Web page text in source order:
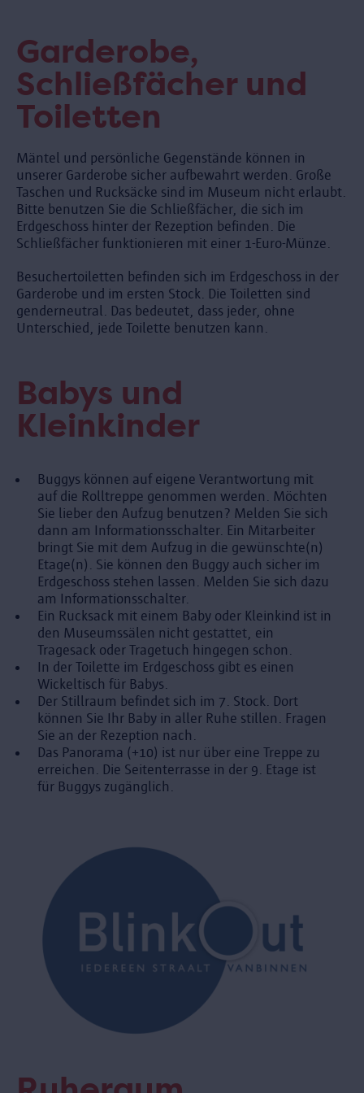
Garderobe,
Schließfächer und
Toiletten
Mäntel und persönliche Gegenstände können in
unserer Garderobe sicher aufbewahrt werden. Große
Taschen und Rucksäcke sind im Museum nicht erlaubt.
Bitte benutzen Sie die Schließfächer, die sich im
Erdgeschoss hinter der Rezeption befinden. Die
Schließfächer funktionieren mit einer 1-Euro-Münze.
Besuchertoiletten befinden sich im Erdgeschoss in der
Garderobe und im ersten Stock. Die Toiletten sind
genderneutral. Das bedeutet, dass jeder, ohne
Unterschied, jede Toilette benutzen kann.
Babys und
Kleinkinder
Buggys können auf eigene Verantwortung mit
auf die Rolltreppe genommen werden. Möchten
Sie lieber den Aufzug benutzen? Melden Sie sich
dann am Informationsschalter. Ein Mitarbeiter
bringt Sie mit dem Aufzug in die gewünschte(n)
Etage(n). Sie können den Buggy auch sicher im
Erdgeschoss stehen lassen. Melden Sie sich dazu
am Informationsschalter.
Ein Rucksack mit einem Baby oder Kleinkind ist in
den Museumssälen nicht gestattet, ein
Tragesack oder Tragetuch hingegen schon.
In der Toilette im Erdgeschoss gibt es einen
Wickeltisch für Babys.
Der Stillraum befindet sich im 7. Stock. Dort
können Sie Ihr Baby in aller Ruhe stillen. Fragen
Sie an der Rezeption nach.
Das Panorama (+10) ist nur über eine Treppe zu
erreichen. Die Seitenterrasse in der 9. Etage ist
für Buggys zugänglich.